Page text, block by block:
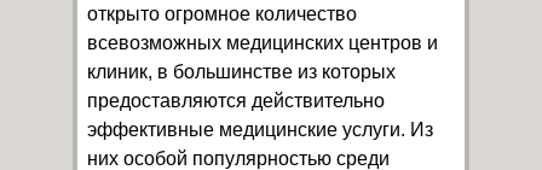
открыто огромное количество
всевозможных медицинских центров и
клиник, в большинстве из которых
предоставляются действительно
эффективные медицинские услуги. Из
них особой популярностью среди